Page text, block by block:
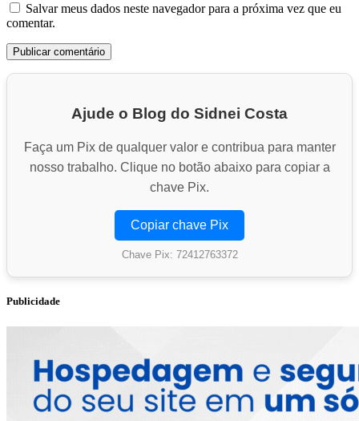
Salvar meus dados neste navegador para a próxima vez que eu
comentar.
Ajude o Blog do Sidnei Costa
Faça um Pix de qualquer valor e contribua para manter
nosso trabalho. Clique no botão abaixo para copiar a
chave Pix.
Copiar chave Pix
Chave Pix: 72412763372
Publicidade